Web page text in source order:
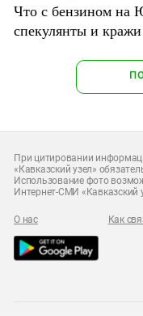
Что с бензином на
спекулянты и
При цитировании
«Кавказский узел»
Использование фото
Интернет-СМИ «Кавказский
О нас Как